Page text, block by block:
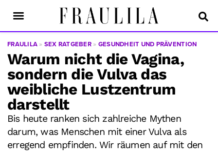
FRAULILA » SEX RATGEBER » GESUNDHEIT UND PRÄVENTION
Warum nicht die Vagina,
sondern die Vulva das
weibliche Lustzentrum
darstellt
Bis heute ranken sich zahlreiche Mythen
darum, was Menschen mit einer Vulva als
erregend empfinden. Wir räumen auf mit den